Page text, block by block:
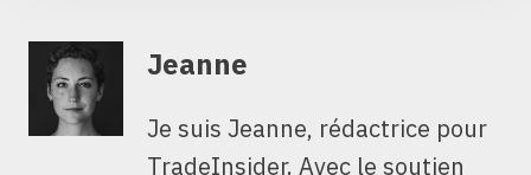
Jeanne
Je suis Jeanne, rédactrice pour
TradeInsider. Avec le soutien